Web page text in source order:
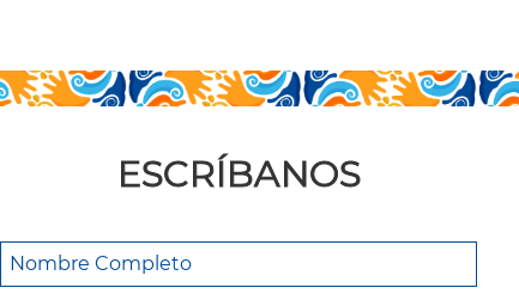
ESCRÍBANOS